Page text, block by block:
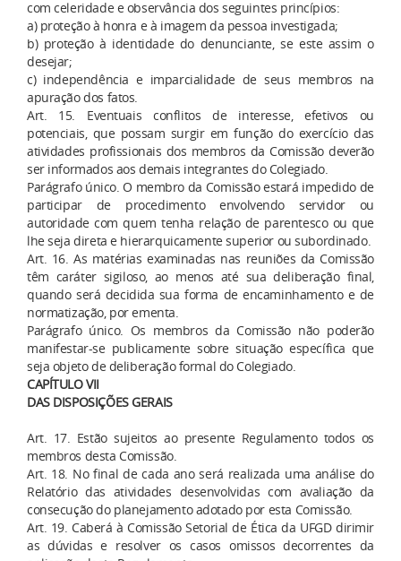
com celeridade e observância dos seguintes princípios:
a) proteção à honra e à imagem da pessoa investigada;
b) proteção à identidade do denunciante, se este assim o
desejar;
c) independência e imparcialidade de seus membros na
apuração dos fatos.
Art. 15. Eventuais conflitos de interesse, efetivos ou
potenciais, que possam surgir em função do exercício das
atividades profissionais dos membros da Comissão deverão
ser informados aos demais integrantes do Colegiado.
Parágrafo único. O membro da Comissão estará impedido de
participar de procedimento envolvendo servidor ou
autoridade com quem tenha relação de parentesco ou que
lhe seja direta e hierarquicamente superior ou subordinado.
Art. 16. As matérias examinadas nas reuniões da Comissão
têm caráter sigiloso, ao menos até sua deliberação final,
quando será decidida sua forma de encaminhamento e de
normatização, por ementa.
Parágrafo único. Os membros da Comissão não poderão
manifestar-se publicamente sobre situação específica que
seja objeto de deliberação formal do Colegiado.
CAPÍTULO VII
DAS DISPOSIÇÕES GERAIS
Art. 17. Estão sujeitos ao presente Regulamento todos os
membros desta Comissão.
Art. 18. No final de cada ano será realizada uma análise do
Relatório das atividades desenvolvidas com avaliação da
consecução do planejamento adotado por esta Comissão.
Art. 19. Caberá à Comissão Setorial de Ética da UFGD dirimir
as dúvidas e resolver os casos omissos decorrentes da